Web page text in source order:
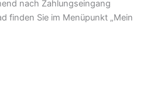
nach Zahlungseingang
finden Sie im Menüpunkt „Mein